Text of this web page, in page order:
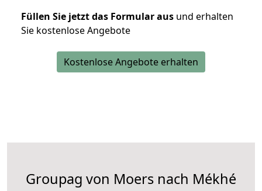
Füllen Sie jetzt das Formular aus und erhalten
Sie kostenlose Angebote
Kostenlose Angebote erhalten
Groupag von Moers nach Mékhé